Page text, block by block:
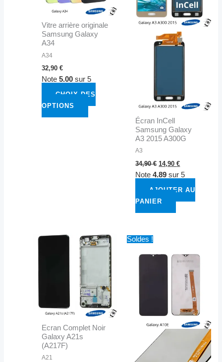
Vitre arrière originale
Samsung Galaxy
A34
A34
32,90 €
Note 5.00sur 5
CHOIX DES
OPTIONS
options
peuvent
être
choisies
du
produit
Écran InCell
Samsung Galaxy
A3 2015 A300G
A3
34,90€ 14,90€
Note4.89 sur 5
AJOUTER AU
PANIER
Ecran Complet Noir
Galaxy A21s
(A217F)
A21
Soldes !
initial actuel
est :
14,90 €.